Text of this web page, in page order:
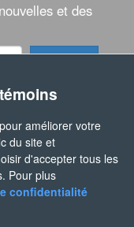
et des
améliorer votre
du site et
d'accepter tous les
Pour plus
confidentialité